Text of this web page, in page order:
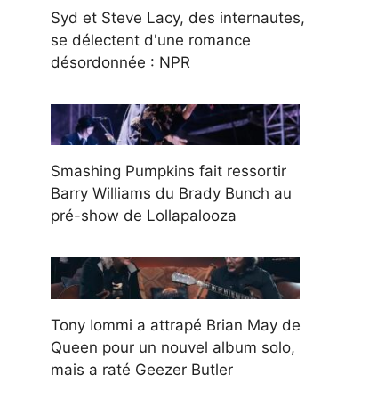
Syd et Steve Lacy, des internautes,
se délectent d'une romance
désordonnée : NPR
Smashing Pumpkins fait ressortir
Barry Williams du Brady Bunch au
pré-show de Lollapalooza
Tony Iommi a attrapé Brian May de
Queen pour un nouvel album solo,
mais a raté Geezer Butler